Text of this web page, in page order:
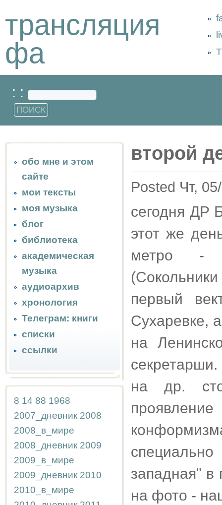
трансляция
фа
: :
обо мне и этом
сайте
мои тексты
моя музыка
блог
библиотека
академическая
музыка
аудиоархив
хронология
Телеграм: книги
списки
ссылки
8 14 88 1968
2007_дневник 2008
2008_в_мире
2008_дневник 2009
2009_в_мире
2009_дневник 2010
2010_в_мире
второй
Posted Чт,
сегодня ДР
этот же
метро - в
первый
Сухаревке,
на
на др.
западная" в
на фото -